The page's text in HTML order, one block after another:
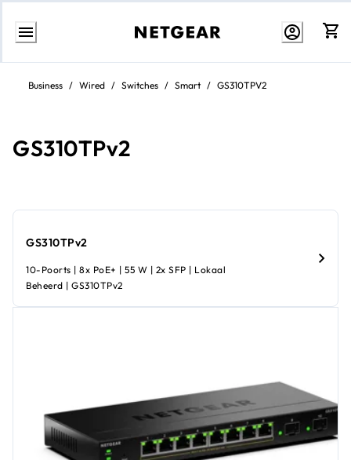
Direct
inhoudBusiness / Wired / Switches / Smart / GS310TPV2
GS310TPv2
GS310TPv2
10-Poorts | 8x PoE+ | 55 W | 2x SFP | Lokaal
Beheerd | GS310TPv2